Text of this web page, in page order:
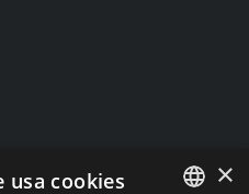
×
usa cookies